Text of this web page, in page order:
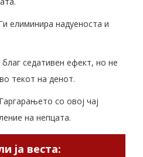
елиминира надуеноста и
седативен ефект, но не
текот на денот.
со овој чај
на непцата.
ја веста: